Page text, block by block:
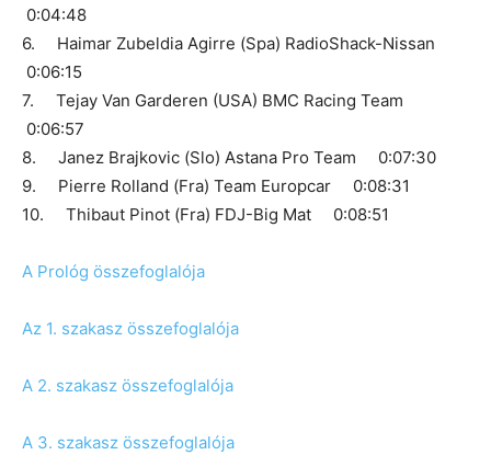
0:04:48
6. Haimar Zubeldia Agirre (Spa) RadioShack-Nissan
0:06:15
7. Tejay Van Garderen (USA) BMC Racing Team
0:06:57
8. Janez Brajkovic (Slo) Astana Pro Team 0:07:30
9. Pierre Rolland (Fra) Team Europcar 0:08:31
10. Thibaut Pinot (Fra) FDJ-Big Mat 0:08:51
A Prológ összefoglalója
Az 1. szakasz összefoglalója
A 2. szakasz összefoglalója
A 3. szakasz összefoglalója